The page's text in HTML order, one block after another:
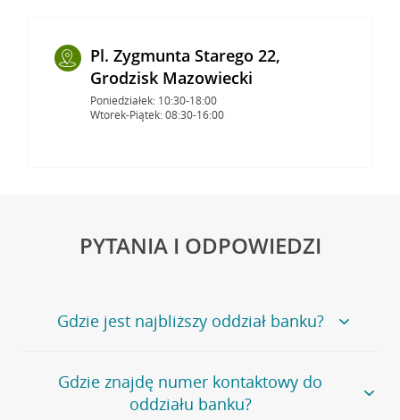
Pl. Zygmunta Starego 22,
Grodzisk Mazowiecki
Poniedziałek: 10:30-18:00
Wtorek-Piątek: 08:30-16:00
PYTANIA I ODPOWIEDZI
Gdzie jest najbliższy oddział banku?
Jeśli szukasz oddziału naszego banku, zapraszamy na
stronęPlacówki i bankomaty, na której znajduje się
wygodna wyszukiwarka.
Gdzie znajdę numer kontaktowy do
oddziału banku?